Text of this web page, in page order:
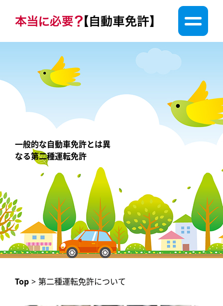
一般的な自動車免許とは異
なる第二種運転免許
Top > 第二種運転免許について